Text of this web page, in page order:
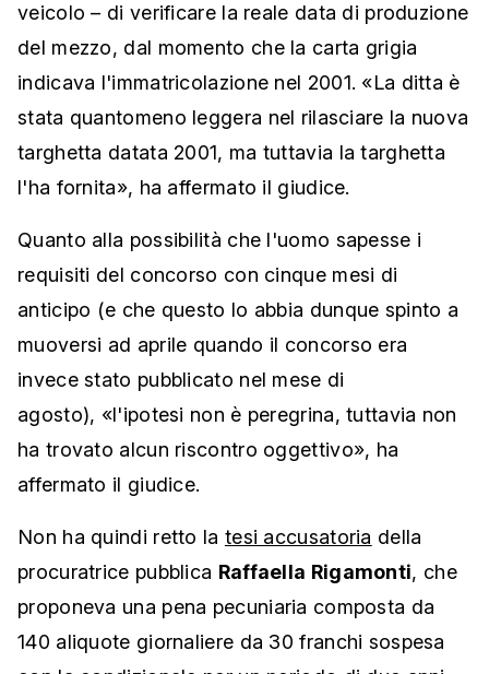
veicolo – di verificare la reale data di produzione
del mezzo, dal momento che la carta grigia
indicava l'immatricolazione nel 2001. «La ditta è
stata quantomeno leggera nel rilasciare la nuova
targhetta datata 2001, ma tuttavia la targhetta
l'ha fornita», ha affermato il giudice.
Quanto alla possibilità che l'uomo sapesse i
requisiti del concorso con cinque mesi di
anticipo (e che questo lo abbia dunque spinto a
muoversi ad aprile quando il concorso era
invece stato pubblicato nel mese di
agosto), «l'ipotesi non è peregrina, tuttavia non
ha trovato alcun riscontro oggettivo», ha
affermato il giudice.
Non ha quindi retto la tesi accusatoria della
procuratrice pubblica Raffaella Rigamonti, che
proponeva una pena pecuniaria composta da
140 aliquote giornaliere da 30 franchi sospesa